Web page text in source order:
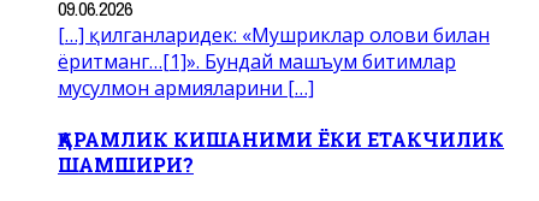
09.06.2026
[…] қилганларидек: «Мушриклар олови билан
ёритманг…[1]». Бундай машъум битимлар
мусулмон армияларини […]
ҚАРАМЛИК КИШАНИМИ ЁКИ ЕТАКЧИЛИК
ШАМШИРИ?